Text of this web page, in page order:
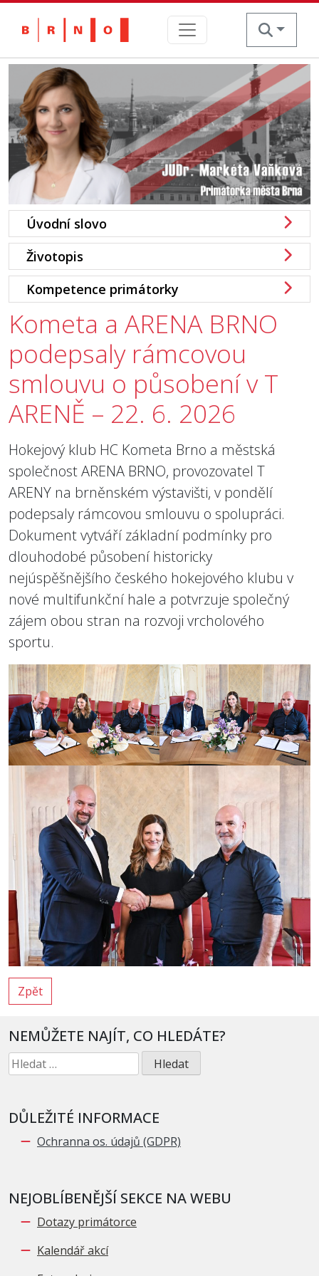
Skip
content
Úvodní slovo
Životopis
Kompetence primátorky
Kometa a ARENA BRNO
podepsaly rámcovou
smlouvu o působení v T
ARENĚ – 22. 6. 2026
Hokejový klub HC Kometa Brno a městská
společnost ARENA BRNO, provozovatel T
ARENY na brněnském výstavišti, v pondělí
podepsaly rámcovou smlouvu o spolupráci.
Dokument vytváří základní podmínky pro
dlouhodobé působení historicky
nejúspěšnějšího českého hokejového klubu v
nové multifunkční hale a potvrzuje společný
zájem obou stran na rozvoji vrcholového
sportu.
Zpět
NEMŮŽETE NAJÍT, CO HLEDÁTE?
Vyhledávání
DŮLEŽITÉ INFORMACE
Ochranna os. údajů (GDPR)
NEJOBLÍBENĚJŠÍ SEKCE NA WEBU
Dotazy primátorce
Kalendář akcí